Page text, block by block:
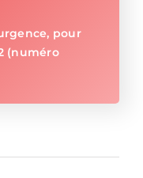
pour
(numéro